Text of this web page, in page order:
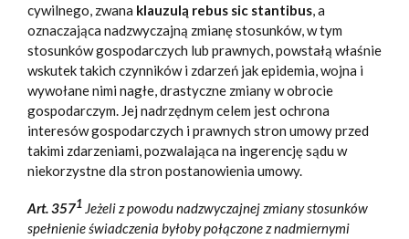
cywilnego, zwana klauzulą rebus sic stantibus, a
oznaczająca nadzwyczajną zmianę stosunków, w tym
stosunków gospodarczych lub prawnych, powstałą właśnie
wskutek takich czynników i zdarzeń jak epidemia, wojna i
wywołane nimi nagłe, drastyczne zmiany w obrocie
gospodarczym. Jej nadrzędnym celem jest ochrona
interesów gospodarczych i prawnych stron umowy przed
takimi zdarzeniami, pozwalająca na ingerencję sądu w
niekorzystne dla stron postanowienia umowy.
Art. 3571 Jeżeli z powodu nadzwyczajnej zmiany stosunków
spełnienie świadczenia byłoby połączone z nadmiernymi